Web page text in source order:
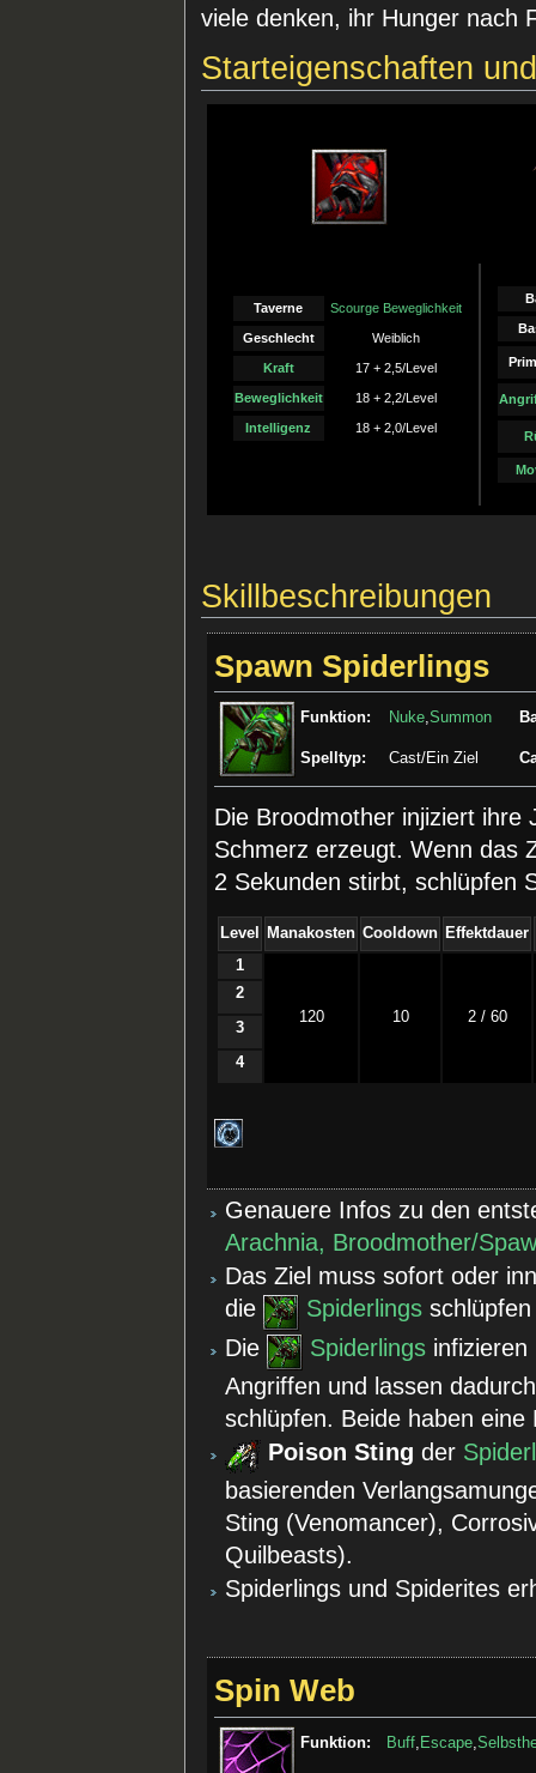
viele denken, ihr Hunger nach
Starteigenschaften
Taverne Scourge Beweglichkeit
Geschlecht Weiblich
Kraft 17 + 2,5/Level
Beweglichkeit 18 + 2,2/Level
Intelligenz 18 + 2,0/Level
Skillbeschreibungen
Spawn Spiderlings
Funktion: Nuke,Summon
Spelltyp: Cast/Ein Ziel
Die Broodmother injiziert ihre
Schmerz erzeugt. Wenn das
2 Sekunden stirbt, schlüpfen
Level Manakosten Cooldown Effektdauer
1
120 10 2 / 60
2
3
4
Genauere Infos zu den
Arachnia, Broodmother/
Das Ziel muss sofort oder
die
Spiderlings
Die
Spiderlings
Angriffen und lassen
schlüpfen. Beide haben
Poison Sting der
basierenden
Sting (Venomancer),
Quilbeasts).
Spiderlings und Spiderites
Spin Web
Funktion: Buff Escape ,